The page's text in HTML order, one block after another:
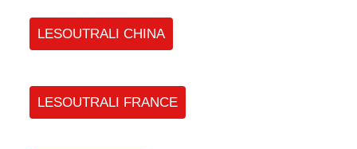
LESOUTRALI CHINA
LESOUTRALI FRANCE